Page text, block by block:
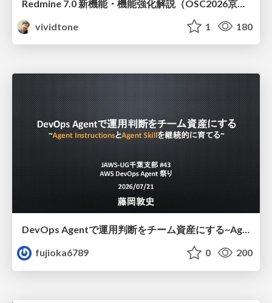
vividtone
1 180
DevOps Agentで運用判断をチーム資産にする ~Agent InstructionsとAgent Skillを継続的に育てる~
fujioka6789
0 200